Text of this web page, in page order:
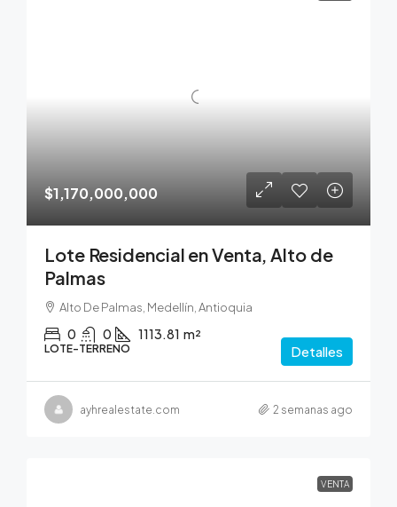
$1,170,000,000
Lote Residencial en Venta, Alto de
Palmas
Alto De Palmas, Medellín, Antioquia
0 0 1113.81 m²
LOTE-TERRENO Detalles
ayhrealestate.com 2 semanas ago
VENTA